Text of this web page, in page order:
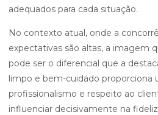
adequados para cada situação.
No contexto atual, onde a
expectativas são altas, a imagem
pode ser o diferencial que a
limpo e bem-cuidado proporciona
profissionalismo e respeito ao
influenciar decisivamente na